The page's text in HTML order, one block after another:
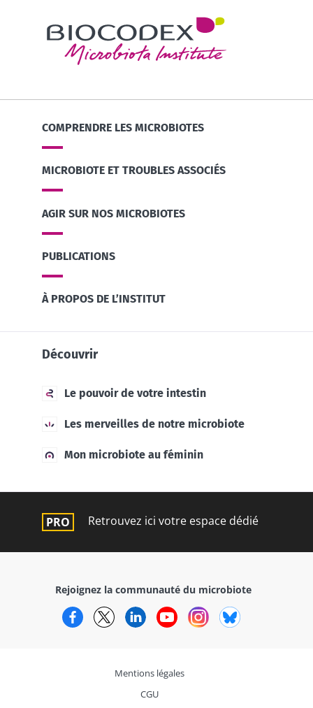
COMPRENDRE LES MICROBIOTES
MICROBIOTE ET TROUBLES ASSOCIÉS
AGIR SUR NOS MICROBIOTES
PUBLICATIONS
À PROPOS DE L’INSTITUT
Découvrir
Le pouvoir de votre intestin
Les merveilles de notre microbiote
Mon microbiote au féminin
Retrouvez ici votre espace dédié
Rejoignez la communauté du microbiote
FacebookTwitterLinkedInYouTubeInstagram
Mentions légales
CGU